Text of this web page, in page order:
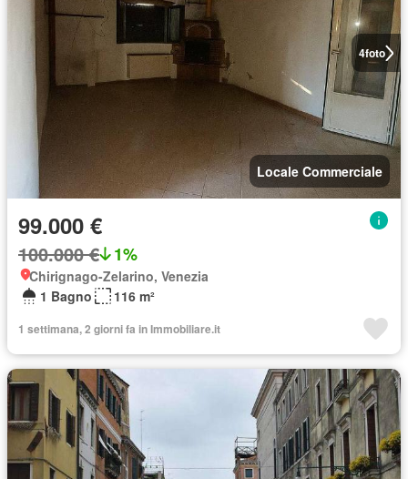
4foto
Locale Commerciale
99.000 €
100.000 € 1%
Chirignago-Zelarino, Venezia
1 Bagno
116 m²
1 settimana, 2 giorni fa in Immobiliare.it